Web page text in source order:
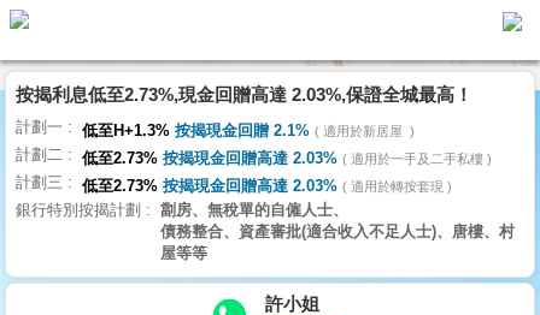
代
理
主
頁
搵
樓/
交
按揭利息低至2.73%,現金回贈高達 2.03%,保證全城最高！
計劃一 低至H+1.3% 按揭現金回贈 2.1% 適用於新居屋
計劃二 低至2.73% 按揭現金回贈高達 2.03% 適用於一手及二手私樓
計劃三 低至2.73% 按揭現金回贈高達 2.03% 適用於轉按套現
銀行特別按揭計劃
劏房、無稅單的自僱人士、
債務整合、資產審批(適合收入不足人士)、唐樓、村
屋等等
許小姐